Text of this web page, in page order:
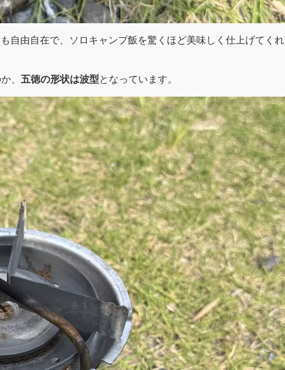
自由自在で、ソロキャンプ飯を驚くほど美味しく仕上げてくれ
、 五徳の形状は波型となっています。